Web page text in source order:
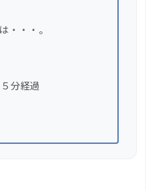
・・・。
分経過